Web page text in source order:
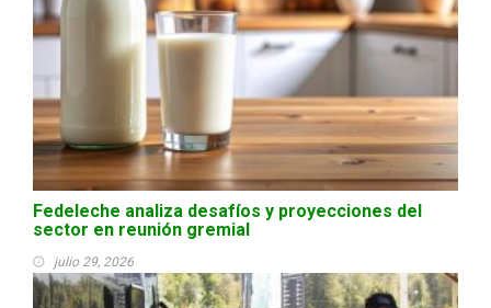
Fedeleche analiza desafíos y proyecciones del
sector en reunión gremial
julio 29, 2026